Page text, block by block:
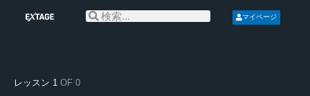
マイページ
レッスン 1 OF 0